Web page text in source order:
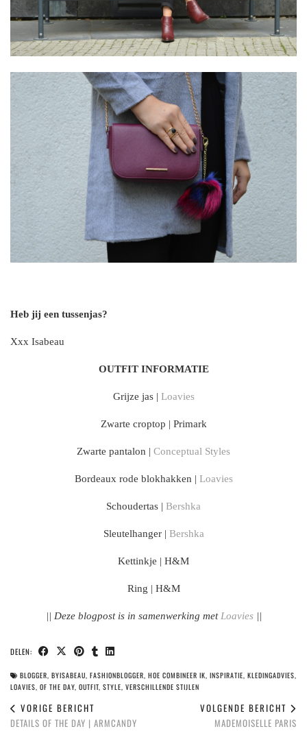
Heb jij een tussenjas?
Xxx Isabeau
OUTFIT INFORMATIE
Grijze jas | Loavies
Zwarte croptop | Primark
Zwarte pantalon | Conceptual Styles
Bordeaux rode blokhakken | Loavies
Schoudertas | Bershka
Sleutelhanger | Bershka
Kettinkje | H&M
Ring | H&M
|| Deze blogpost is in samenwerking met Loavies||
DELEN:
BLOGGER BYISABEAU FASHIONBLOGGER HOE COMBINEER IK INSPIRATIE KLEDINGADVIES
LOAVIES OF THE DAY OUTFIT STYLE VERSCHILLENDE STIJLEN
VORIGE BERICHT
DETAILS OF THE DAY | ARMCANDY
VOLGENDE BERICHT
MADEMOISELLE PARIS